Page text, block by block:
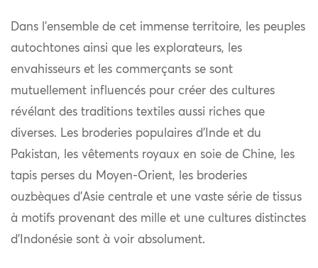
Dans l’ensemble de cet immense territoire, les peuples
autochtones ainsi que les explorateurs, les
envahisseurs et les commerçants se sont
mutuellement influencés pour créer des cultures
révélant des traditions textiles aussi riches que
diverses. Les broderies populaires d’Inde et du
Pakistan, les vêtements royaux en soie de Chine, les
tapis perses du Moyen-Orient, les broderies
ouzbèques d’Asie centrale et une vaste série de tissus
à motifs provenant des mille et une cultures distinctes
d’Indonésie sont à voir absolument.